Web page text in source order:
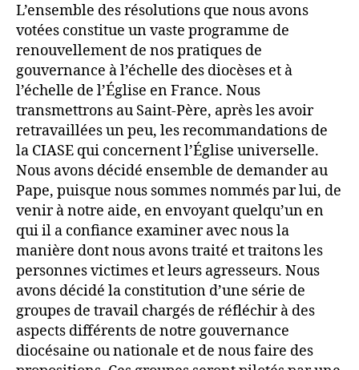
L’ensemble des résolutions que nous avons
votées constitue un vaste programme de
renouvellement de nos pratiques de
gouvernance à l’échelle des diocèses et à
l’échelle de l’Église en France. Nous
transmettrons au Saint-Père, après les avoir
retravaillées un peu, les recommandations de
la CIASE qui concernent l’Église universelle.
Nous avons décidé ensemble de demander au
Pape, puisque nous sommes nommés par lui, de
venir à notre aide, en envoyant quelqu’un en
qui il a confiance examiner avec nous la
manière dont nous avons traité et traitons les
personnes victimes et leurs agresseurs. Nous
avons décidé la constitution d’une série de
groupes de travail chargés de réfléchir à des
aspects différents de notre gouvernance
diocésaine ou nationale et de nous faire des